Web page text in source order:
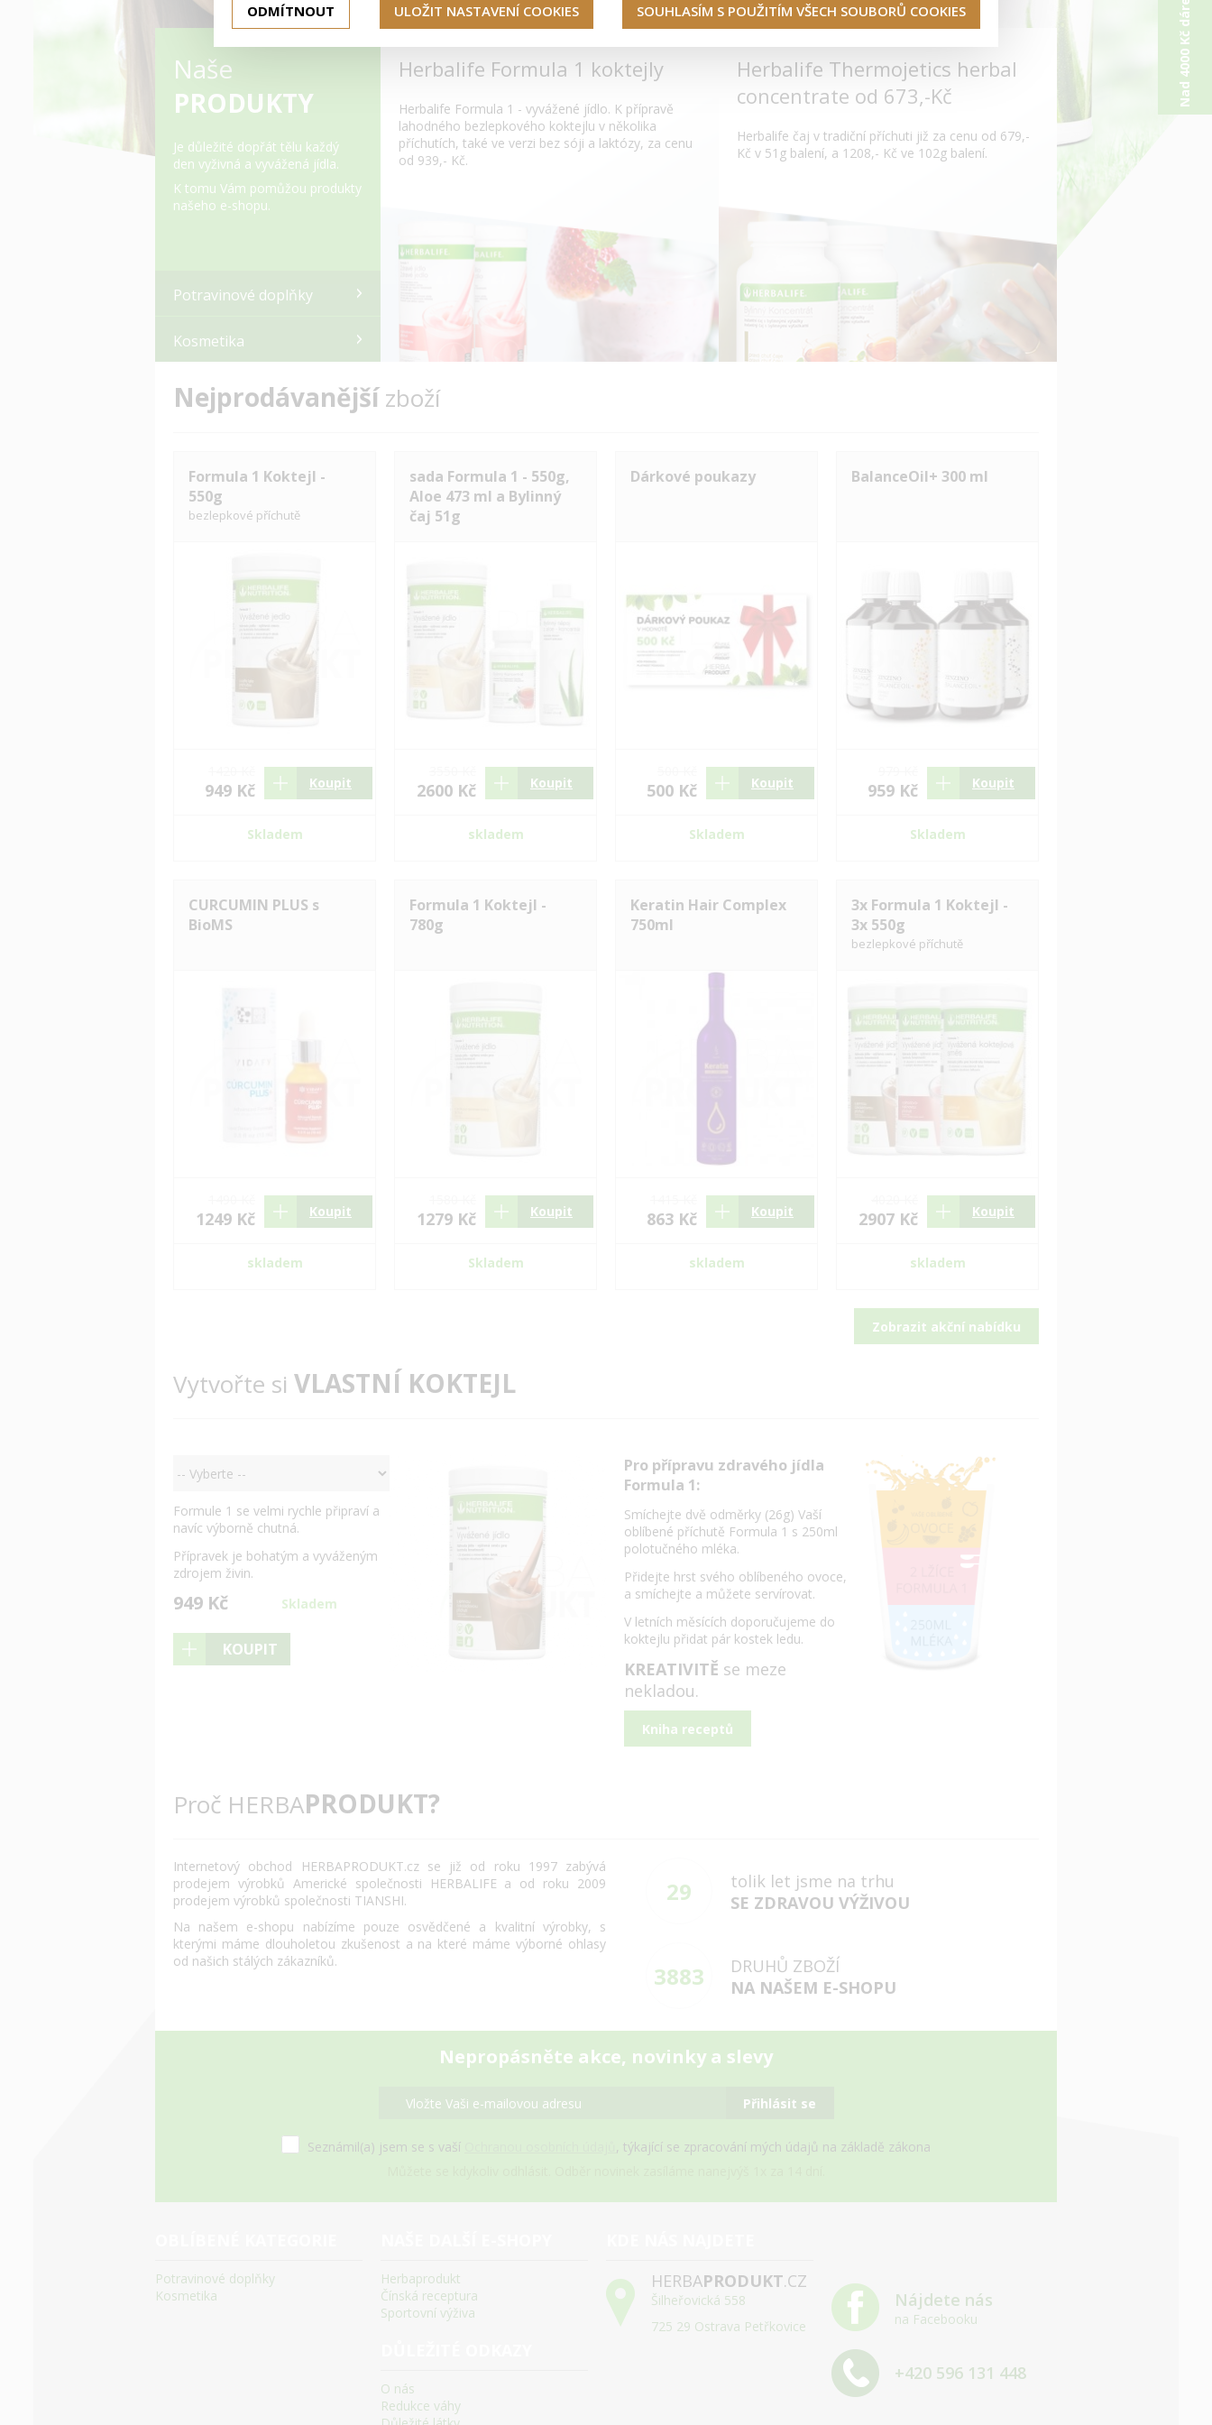
Naše
PRODUKTY
Je důležité dopřát tělu každý
den vyživná a vyvážená jídla.
K tomu Vám pomůžou produkty
našeho e-shopu.
Potravinové doplňky
Kosmetika
Herbalife Formula 1 koktejly
Herbalife Formula 1 - vyvážené jídlo. K přípravě
lahodného bezlepkového koktejlu v několika
příchutích, také ve verzi bez sóji a laktózy, za cenu
od 939,- Kč.
Herbalife Thermojetics herbal
concentrate od 673,-Kč
Herbalife čaj v tradiční příchuti již za cenu od 679,-
Kč v 51g balení, a 1208,- Kč ve 102g balení.
Nejprodávanějšízboží
Formula 1 Koktejl -
550g
bezlepkové příchutě
949 Kč Koupit
Skladem
sada Formula 1 - 550g,
Aloe 473 ml a Bylinný
čaj 51g
2600 Kč Koupit
skladem
Dárkové poukazy
500 Kč Koupit
Skladem
BalanceOil+ 300 ml
959 Kč Koupit
Skladem
CURCUMIN PLUS s
BioMS
1249 Kč Koupit
skladem
Formula 1 Koktejl -
780g
1279 Kč Koupit
Skladem
Keratin Hair Complex
750ml
863 Kč Koupit
skladem
3x Formula 1 Koktejl -
3x 550g
bezlepkové příchutě
2907 Kč Koupit
skladem
Zobrazit akční nabídku
Vytvořte si VLASTNÍ KOKTEJL
Formule 1 se velmi rychle připraví a
navíc výborně chutná.
Přípravek je bohatým a vyváženým
zdrojem živin.
949 Kč Skladem
KOUPIT
Pro přípravu zdravého jídla
Formula 1:
Smíchejte dvě odměrky (26g) Vaší
oblíbené příchutě Formula 1 s 250ml
polotučného mléka.
Přidejte hrst svého oblíbeného ovoce,
a smíchejte a můžete servírovat.
V letních měsících doporučujeme do
koktejlu přidat pár kostek ledu.
KREATIVITĚ se meze
nekladou.
Kniha receptů
Proč HERBAPRODUKT?
Internetový obchod HERBAPRODUKT.cz se již od roku 1997 zabývá
prodejem výrobků Americké společnosti HERBALIFE a od roku 2009
prodejem výrobků společnosti TIANSHI.
Na našem e-shopu nabízíme pouze osvědčené a kvalitní výrobky, s
kterými máme dlouholetou zkušenost a na které máme výborné ohlasy
od našich stálých zákazníků.
29
tolik let jsme na trhu
SE ZDRAVOU VÝŽIVOU
3883
DRUHŮ ZBOŽÍ
NA NAŠEM E-SHOPU
Nepropásněte akce, novinky a slevy
Přihlásit se
Seznámil(a) jsem se s vaší
, týkající se zpracování mých údajů na základě zákona
Potravinové doplňky
Kosmetika
Herbaprodukt
Čínská receptura
Sportovní výživa
O nás
Redukce váhy
HERBAPRODUKT.CZ
Šilheřovická 558
725 29 Ostrava Petřkovice
Nájdete nás
na Facebooku
+420 596 131 448
ODMÍTNOUT ULOŽIT NASTAVENÍ COOKIES SOUHLASÍM S POUŽITÍM VŠECH SOUBORŮ COOKIES